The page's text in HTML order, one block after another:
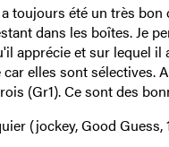
toujours été un très bon
dans les boîtes. Je
apprécie et sur lequel il
elles sont sélectives.
(Gr1). Ce sont des
(jockey, Good Guess,